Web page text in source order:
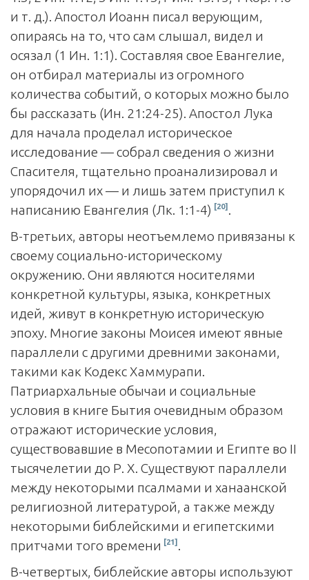
и т. д.). Апостол Иоанн писал верующим,
опираясь на то, что сам слышал, видел и
осязал (1 Ин. 1:1). Составляя свое Евангелие,
он отбирал материалы из огромного
количества событий, о которых можно было
бы рассказать (Ин. 21:24-25). Апостол Лука
для начала проделал историческое
исследование — собрал сведения о жизни
Спасителя, тщательно проанализировал и
упорядочил их — и лишь затем приступил к
написанию Евангелия (Лк. 1:1-4) [20] .
В-третьих, авторы неотъемлемо привязаны к
своему социально-историческому
окружению. Они являются носителями
конкретной культуры, языка, конкретных
идей, живут в конкретную историческую
эпоху. Многие законы Моисея имеют явные
параллели с другими древними законами,
такими как Кодекс Хаммурапи.
Патриархальные обычаи и социальные
условия в книге Бытия очевидным образом
отражают исторические условия,
существовавшие в Месопотамии и Египте во II
тысячелетии до Р. Х. Существуют параллели
между некоторыми псалмами и ханаанской
религиозной литературой, а также между
некоторыми библейскими и египетскими
притчами того времени [21] .
В-четвертых, библейские авторы используют